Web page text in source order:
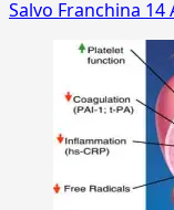
Salvo Franchina 14